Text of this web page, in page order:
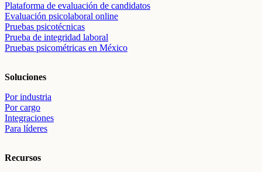
Plataforma de evaluación de candidatos
Evaluación psicolaboral online
Pruebas psicotécnicas
Prueba de integridad laboral
Pruebas psicométricas en México
Soluciones
Por industria
Por cargo
Integraciones
Para líderes
Recursos